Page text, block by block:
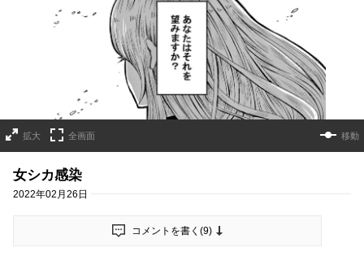
拡大 全画面 移動
女シカ感染
2022年02月26日
コメントを書く(9)